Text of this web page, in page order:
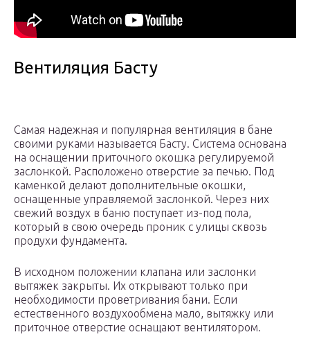
Вентиляция Басту
Самая надежная и популярная вентиляция в бане
своими руками называется Басту. Система основана
на оснащении приточного окошка регулируемой
заслонкой. Расположено отверстие за печью. Под
каменкой делают дополнительные окошки,
оснащенные управляемой заслонкой. Через них
свежий воздух в баню поступает из-под пола,
который в свою очередь проник с улицы сквозь
продухи фундамента.
В исходном положении клапана или заслонки
вытяжек закрыты. Их открывают только при
необходимости проветривания бани. Если
естественного воздухообмена мало, вытяжку или
приточное отверстие оснащают вентилятором.